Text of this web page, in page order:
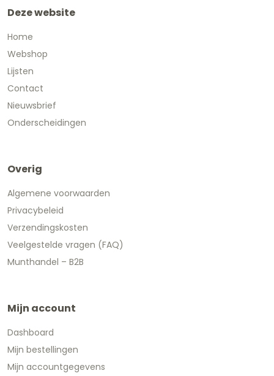
Deze website
Home
Webshop
Lijsten
Contact
Nieuwsbrief
Onderscheidingen
Overig
Algemene voorwaarden
Privacybeleid
Verzendingskosten
Veelgestelde vragen (FAQ)
Munthandel – B2B
Mijn account
Dashboard
Mijn bestellingen
Mijn accountgegevens